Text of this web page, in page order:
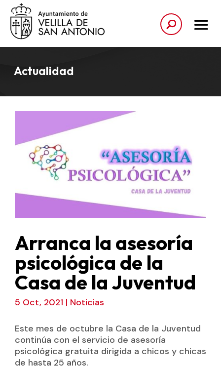
Actualidad
Arranca la asesoría
psicológica de la
Casa de la Juventud
5 Oct, 2021 | Noticias
Este mes de octubre la Casa de la Juventud
continúa con el servicio de asesoría
psicológica gratuita dirigida a chicos y chicas
de hasta 25 años.